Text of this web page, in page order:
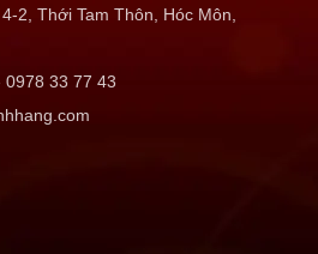
2, Thới Tam Thôn, Hóc Môn,
0978 33 77 43